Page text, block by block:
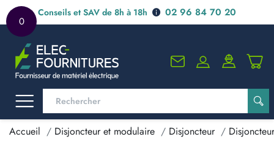
0
Conseils et SAV de 8h à 18h 02 96 84 70 20
Accueil Disjoncteur et modulaire Disjoncteur